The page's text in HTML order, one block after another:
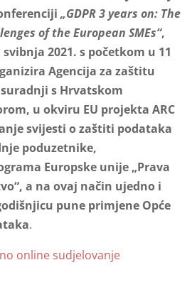
„GDPR 3 years on: The
of the European SMEs“,
2021. s početkom u 11
Agencija za zaštitu
s Hrvatskom
u okviru EU projekta ARC
svijesti o zaštiti podataka
poduzetnike,
Europske unije „Prava
a na ovaj način ujedno i
pune primjene Opće
.
online sudjelovanje